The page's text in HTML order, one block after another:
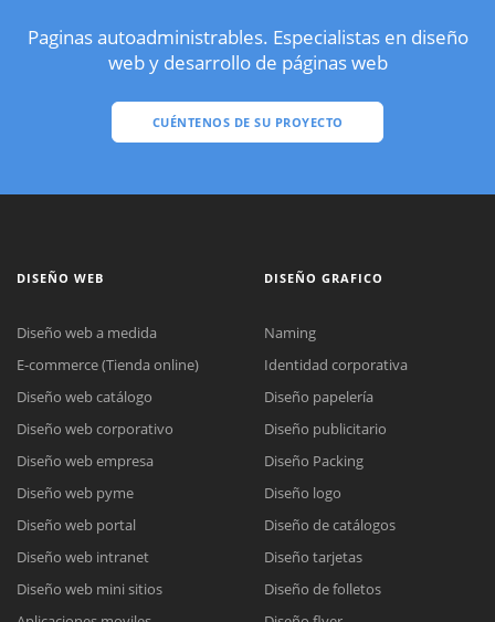
Paginas autoadministrables. Especialistas en diseño
web y desarrollo de páginas web
CUÉNTENOS DE SU PROYECTO
DISEÑO WEB
Diseño web a medida
E-commerce (Tienda online)
Diseño web catálogo
Diseño web corporativo
Diseño web empresa
Diseño web pyme
Diseño web portal
Diseño web intranet
Diseño web mini sitios
DISEÑO GRAFICO
Naming
Identidad corporativa
Diseño papelería
Diseño publicitario
Diseño Packing
Diseño logo
Diseño de catálogos
Diseño tarjetas
Diseño de folletos